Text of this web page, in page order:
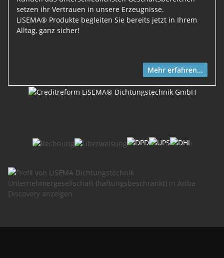
setzen ihr Vertrauen in unsere Erzeugnisse.
LiSEMA® Produkte begleiten Sie bereits jetzt in Ihrem
Alltag, ganz sicher!
Mehr erfahren...